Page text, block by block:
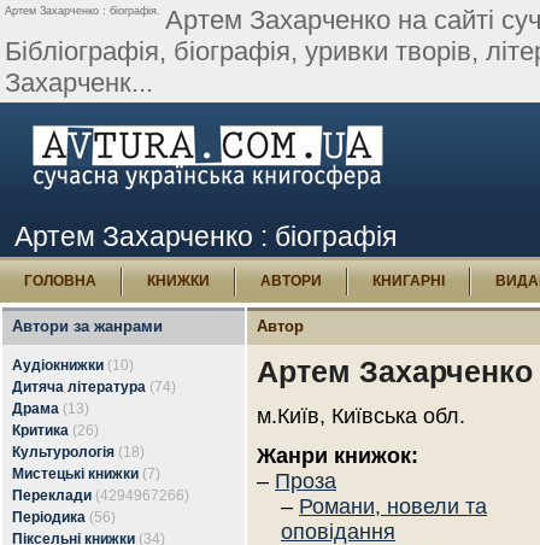
Артем Захарченко : біографія. Артем Захарченко на сайті
Бібліографія, біографія, уривки творів,
Захарченк...
Артем Захарченко : біографія
ГОЛОВНА КНИЖКИ АВТОРИ КНИГАРНІ
Автори за жанрами
Аудіокнижки (10)
Дитяча література (74)
Драма (13)
Критика (26)
Культурологія (18)
Мистецькі книжки (7)
Переклади (4294967266)
Періодика (56)
Піксельні книжки (34)
Автор
Артем Захарченко
м.Київ, Київська обл.
Жанри книжок:
– Проза
– Романи, новели та
оповідання